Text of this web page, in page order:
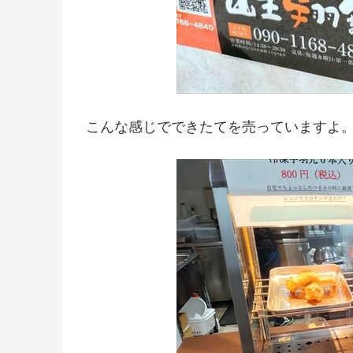
こんな感じでできたてを売っていますよ